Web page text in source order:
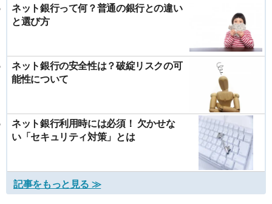
ネット銀行って何？普通の銀行との違い
と選び方
ネット銀行の安全性は？破綻リスクの可
能性について
ネット銀行利用時には必須！ 欠かせな
い「セキュリティ対策」とは
記事をもっと見る ≫